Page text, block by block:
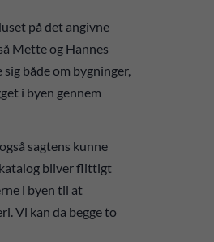
på det angivne
Mette og Hannes
både om bygninger,
i byen gennem
sagtens kunne
bliver flittigt
i byen til at
Vi kan da begge to